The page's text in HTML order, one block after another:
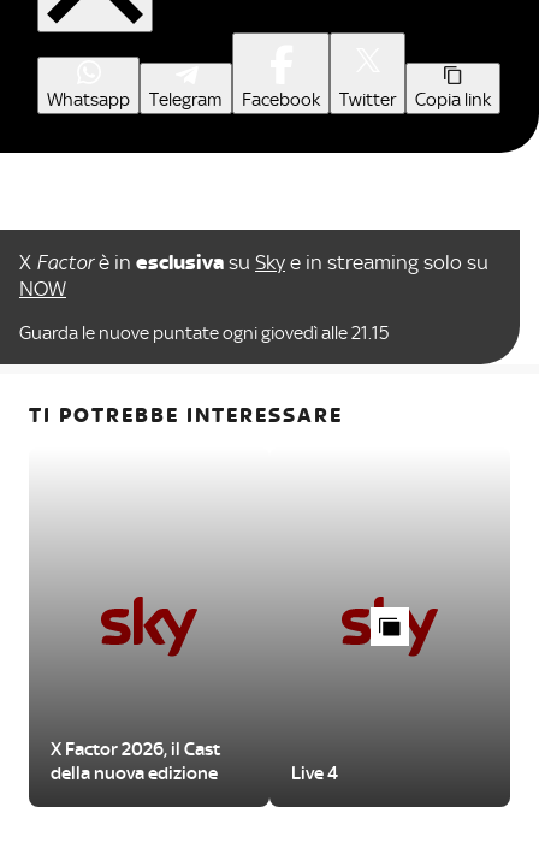
Whatsapp Telegram Facebook Twitter Copia link
X Factorè in esclusiva su Sky e in streaming solo su
NOW
Guarda le nuove puntate ogni giovedì alle 21.15
TI POTREBBE INTERESSARE
X Factor 2026, il Cast
della nuova edizione
Live 4